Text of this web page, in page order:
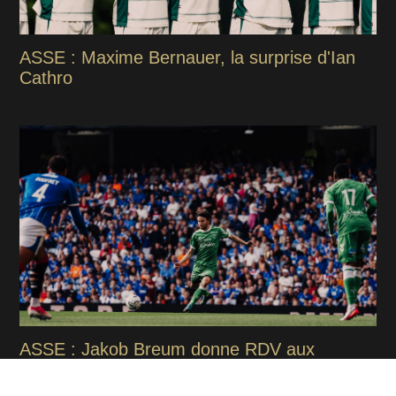
ASSE : Maxime Bernauer, la surprise d'Ian
Cathro
ASSE : Jakob Breum donne RDV aux